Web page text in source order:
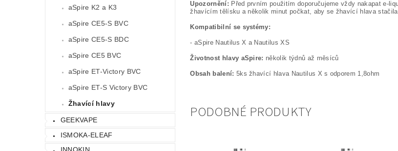
aSpire K2 a K3
aSpire CE5-S BVC
aSpire CE5-S BDC
aSpire CE5 BVC
aSpire ET-Victory BVC
aSpire ET-S Victory BVC
Žhavící hlavy
GEEKVAPE
ISMOKA-ELEAF
Upozornění: Před prvním použitím doporučujeme vždy nakapat e-
žhavícím tělísku a několik minut počkat, aby se žhavící hlava stačila
Kompatibilní se systémy:
- aSpire Nautilus X a Nautilus XS
Životnost hlavy aSpire: několik týdnů až měsíců
Obsah balení: 5ks žhavící hlava Nautilus X s odporem 1,8ohm
PODOBNÉ PRODUKTY